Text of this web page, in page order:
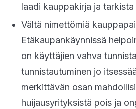
laadi kauppakirja ja
Vältä nimettömiä
Etäkaupankäynnissä
on käyttäjien vahva
tunnistautuminen jo
merkittävän osan
huijausyrityksistä pois ja